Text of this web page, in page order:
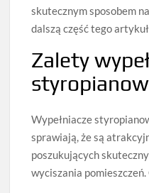
skutecznym sposobem
dalszą część tego
Zalety
Wypełniacze
sprawiają, że są
poszukujących
wyciszania